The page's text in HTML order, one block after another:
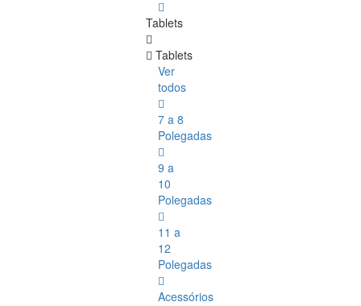
Tablets
Tablets
Ver
todos
7 a 8
Polegadas
9 a
10
Polegadas
11 a
12
Polegadas
Acessórios